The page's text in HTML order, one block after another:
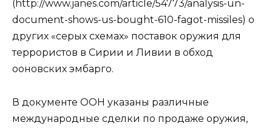
(http://www.janes.com/article/54773/analysis-un-
document-shows-us-bought-610-fagot-missiles) о
других «серых схемах» поставок оружия для
террористов в Сирии и Ливии в обход
ооновских эмбарго.
В документе ООН указаны различные
международные сделки по продаже оружия,